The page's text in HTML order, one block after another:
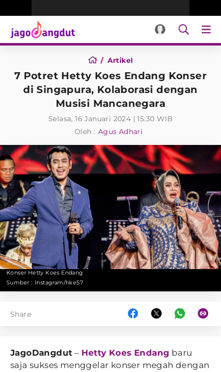
Artikel
7 Potret Hetty Koes Endang Konser
di Singapura, Kolaborasi dengan
Musisi Mancanegara
Selasa, 16 Januari 2024 | 15:30 WIB
Oleh : Agus Adhari
Konser Hetty Koes Endang
Sumber : Instagram/hke57
Share
JagoDangdut – Hetty Koes Endang baru
saja sukses menggelar konser megah dengan